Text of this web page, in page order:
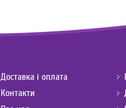
Доставка і оплата
Контакти